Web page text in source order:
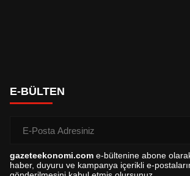
E-BÜLTEN
gazeteekonomi.com e-bültenine abone
haber, duyuru ve kampanya içerikli e-